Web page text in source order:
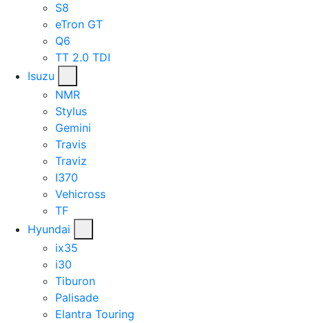
S8
eTron GT
Q6
TT 2.0 TDI
Isuzu
NMR
Stylus
Gemini
Travis
Traviz
I370
Vehicross
TF
Hyundai
ix35
i30
Tiburon
Palisade
Elantra Touring